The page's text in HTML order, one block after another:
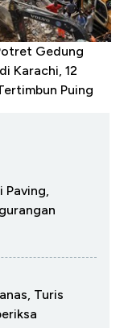
Gedung
Karachi, 12
Puing
Paving,
Turis